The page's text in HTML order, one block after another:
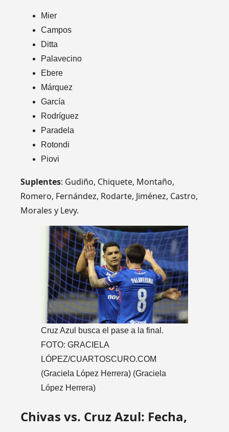
Mier
Campos
Ditta
Palavecino
Ebere
Márquez
García
Rodríguez
Paradela
Rotondi
Piovi
Suplentes: Gudiño, Chiquete, Montaño,
Romero, Fernández, Rodarte, Jiménez, Castro,
Morales y Levy.
Cruz Azul busca el pase a la final.
FOTO: GRACIELA
LÓPEZ/CUARTOSCURO.COM
(Graciela López Herrera) (Graciela
López Herrera)
Chivas vs. Cruz Azul: Fecha,